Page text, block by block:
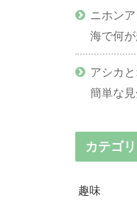
ニホン
海で何
アシカ
簡単な
カテゴ
趣味